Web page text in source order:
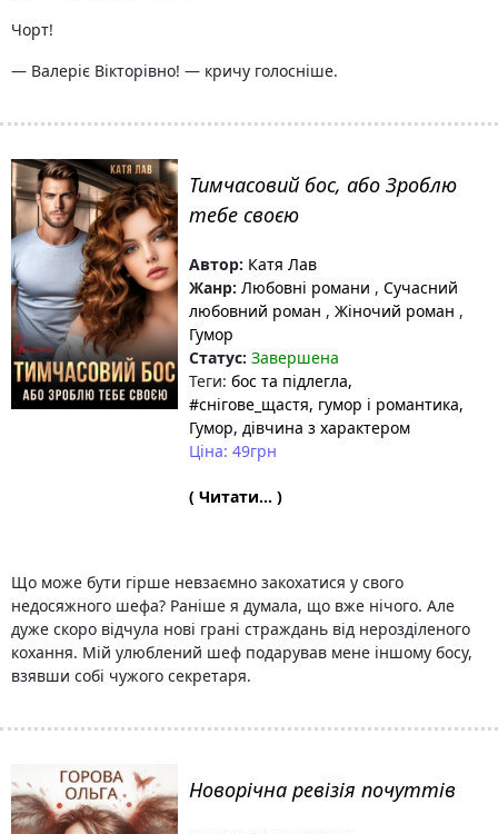
Чорт!
— Валеріє Вікторівно! — кричу голосніше.
Тимчасовий бос, або Зроблю
тебе своєю
Автор: Катя Лав
Жанр: Любовні романи , Сучасний
любовний роман , Жіночий роман ,
Гумор
Статус: Завершена
Теги: бос та підлегла,
#снігове_щастя, гумор і романтика,
Гумор, дівчина з характером
Ціна: 49грн
( Читати... )
Що може бути гірше невзаємно закохатися у свого
недосяжного шефа? Раніше я думала, що вже нічого. Але
дуже скоро відчула нові грані страждань від нерозділеного
кохання. Мій улюблений шеф подарував мене іншому босу,
взявши собі чужого секретаря.
Новорічна ревізія почуттів